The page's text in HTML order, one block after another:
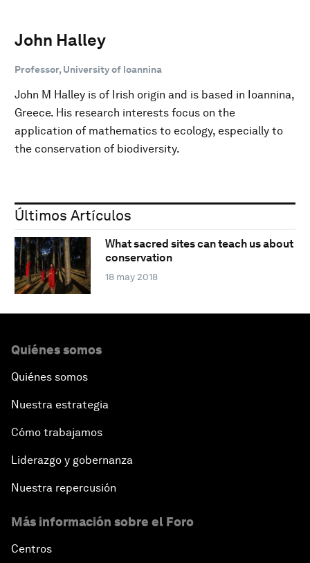
John Halley
Professor, University of Ioannina
John M Halley is of Irish origin and is based in Ioannina,
Greece. His research interests focus on the
application of mathematics to ecology, especially to
the conservation of biodiversity.
Últimos Artículos
What sacred sites can teach us about
conservation
18 may 2018
Quiénes somos
Quiénes somos
Nuestra estrategia
Cómo trabajamos
Liderazgo y gobernanza
Nuestra repercusión
Más información sobre el Foro
Centros